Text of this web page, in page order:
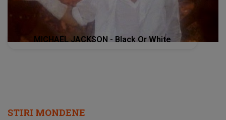
STIRI MONDENE